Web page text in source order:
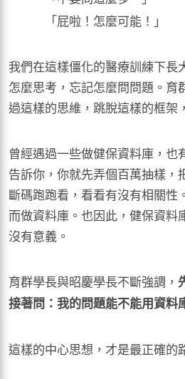
「屁啦！怎麼可能！」
我們在這樣僵化的醫療訓練下長
怎麼思考，忘記怎麼問問題。育
過這樣的思維，跳脫這樣的框架
曾經遇過一些做健保資料庫，也
告訴你，你就先弄個百萬抽樣，
斷碼跑跑看，看看有沒有相關性
而做資料庫。也因此，健保資料
沒有意義。
育群學長與昭慶學長不斷強調，
接著問：我的問題能不能用資料
這樣的中心思想，才是最正確的